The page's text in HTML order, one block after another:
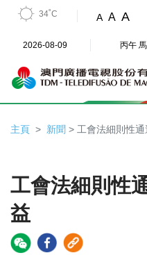
34˚C A A A
2026-08-09 丙午
主頁 新聞 > 工會法細則性
工會法細則性
益